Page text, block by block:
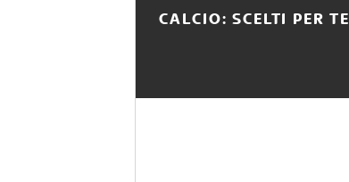
CALCIO: SCELTI PER TE